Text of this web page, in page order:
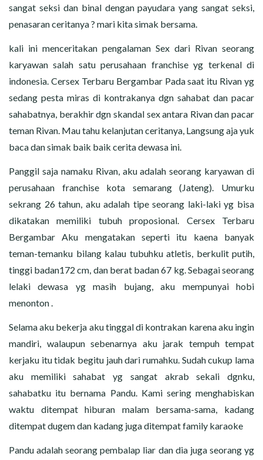
sangat seksi dan binal dengan payudara yang sangat seksi,
penasaran ceritanya ? mari kita simak bersama.
kali ini menceritakan pengalaman Sex dari Rivan seorang
karyawan salah satu perusahaan franchise yg terkenal di
indonesia. Cersex Terbaru Bergambar Pada saat itu Rivan yg
sedang pesta miras di kontrakanya dgn sahabat dan pacar
sahabatnya, berakhir dgn skandal sex antara Rivan dan pacar
teman Rivan. Mau tahu kelanjutan ceritanya, Langsung aja yuk
baca dan simak baik baik cerita dewasa ini.
Panggil saja namaku Rivan, aku adalah seorang karyawan di
perusahaan franchise kota semarang (Jateng). Umurku
sekrang 26 tahun, aku adalah tipe seorang laki-laki yg bisa
dikatakan memiliki tubuh proposional. Cersex Terbaru
Bergambar Aku mengatakan seperti itu kaena banyak
teman-temanku bilang kalau tubuhku atletis, berkulit putih,
tinggi badan172 cm, dan berat badan 67 kg. Sebagai seorang
lelaki dewasa yg masih bujang, aku mempunyai hobi
menonton .
Selama aku bekerja aku tinggal di kontrakan karena aku ingin
mandiri, walaupun sebenarnya aku jarak tempuh tempat
kerjaku itu tidak begitu jauh dari rumahku. Sudah cukup lama
aku memiliki sahabat yg sangat akrab sekali dgnku,
sahabatku itu bernama Pandu. Kami sering menghabiskan
waktu ditempat hiburan malam bersama-sama, kadang
ditempat dugem dan kadang juga ditempat family karaoke
Pandu adalah seorang pembalap liar dan dia juga seorang yg
CERITA SEMPROT
CERITA HOT MAMA
CERITA TANTE SEXY
CERITA ISTRI SELINGKUH
CARA NGIKLAN DI CERITAGILA.COM?